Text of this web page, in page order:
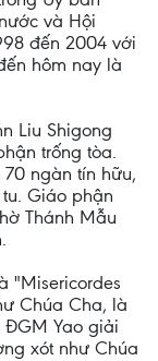
và Hội
đến 2004 với
hôm nay là
Liu Shigong
trống tòa.
ngàn tín hữu,
Giáo phận
Thánh Mẫu
"Misericordes
Chúa Cha, là
ĐGM Yao giải
xót như Chúa